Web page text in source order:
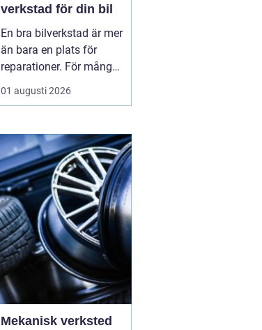
verkstad för din bil
En bra bilverkstad är mer
än bara en plats för
reparationer. För många
bilägare i Skåne handlar
valet av verkstad om
säkra resor året runt och
ett rimligt bilägande över
tid. När servicen sköts i
rätt tid, med rätt kunskap
och rä...
01 augusti 2026
Mekanisk verksted